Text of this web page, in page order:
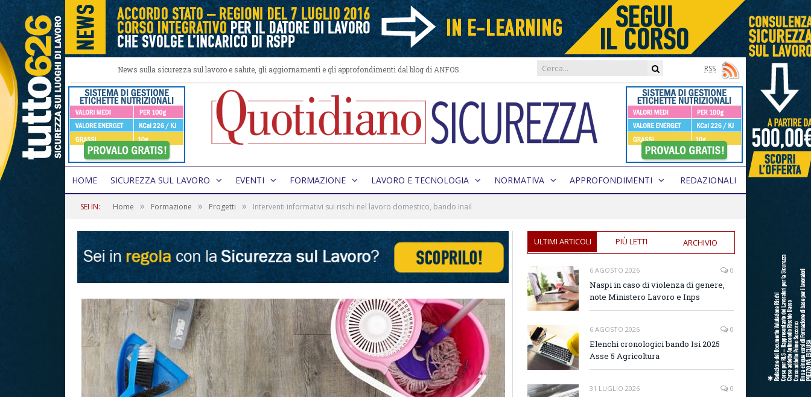
News sulla sicurezza sul lavoro e salute, gli aggiornamenti e gli approfondimenti dal blog di ANFOS. RSS
HOME SICUREZZA SUL LAVORO EVENTI FORMAZIONE LAVORO E TECNOLOGIA NORMATIVA APPROFONDIMENTI REDAZIONALI
SEI IN: Home » Formazione » Progetti » Interventi informativi sui rischi nel lavoro domestico, bando Inail
ULTIMI ARTICOLI PIÙ LETTI ARCHIVIO
6 AGOSTO 2026 0
Naspi in caso di violenza di genere,
note Ministero Lavoro e Inps
6 AGOSTO 2026 0
Elenchi cronologici bando Isi 2025
Asse 5 Agricoltura
31 LUGLIO 2026 0